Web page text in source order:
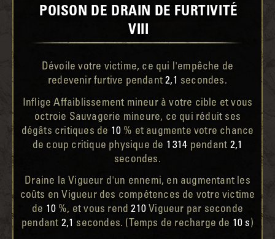
POISON DE DRAIN DE FURTIVITÉ
VIII
Dévoile votre victime, ce qui l'empêche de
redevenir furtive pendant2,1 secondes.
Inflige Affaiblissement mineur à votre cible et vous
octroie Sauvagerie mineure, ce qui réduit ses
dégâts critiques de 10% et augmente votre chance
de coup critique physique de 1 314 pendant 2,1
secondes.
Draine la Vigueur d'un ennemi, en augmentant les
coûts en Vigueur des compétences de votre victime
de 10%, et vous rend210 Vigueur par seconde
pendant 2,1 secondes. (Temps de recharge de 10 s)